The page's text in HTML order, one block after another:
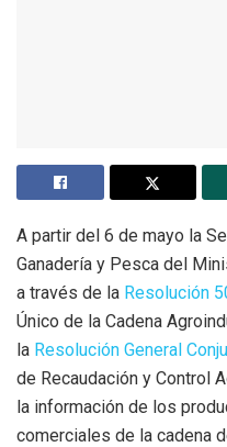
A partir del 6 de mayo la
Ganadería y Pesca del
a través de la Resolución
Único de la Cadena
la Resolución General
de Recaudación y Control
la información de los
comerciales de la cadena